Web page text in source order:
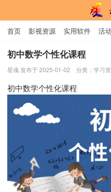
首页 影视资源 实用软件 活
用户中心 书籍 娱乐
初中数学个性化课程
星魂 发布于 2025-01-02 分类： 学习
初中数学个性化课程